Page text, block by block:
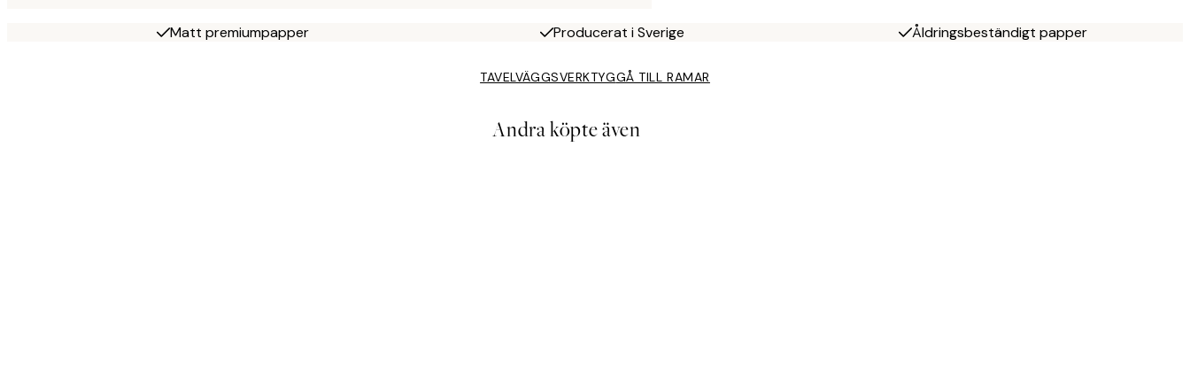
Matt premiumpapper Producerat i Sverige Åldringsbeständigt papper
TAVELVÄGGSVERKTYGGÅ TILL RAMAR
Andra köpte även